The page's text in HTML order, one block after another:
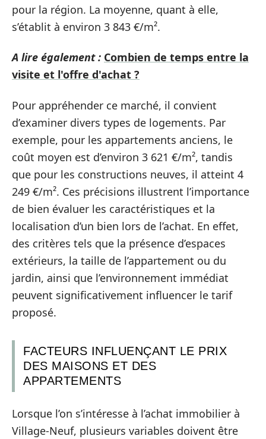
pour la région. La moyenne, quant à elle,
s’établit à environ 3 843 €/m².
A lire également : Combien de temps entre la
visite et l'offre d'achat ?
Pour appréhender ce marché, il convient
d’examiner divers types de logements. Par
exemple, pour les appartements anciens, le
coût moyen est d’environ 3 621 €/m², tandis
que pour les constructions neuves, il atteint 4
249 €/m². Ces précisions illustrent l’importance
de bien évaluer les caractéristiques et la
localisation d’un bien lors de l’achat. En effet,
des critères tels que la présence d’espaces
extérieurs, la taille de l’appartement ou du
jardin, ainsi que l’environnement immédiat
peuvent significativement influencer le tarif
proposé.
FACTEURS INFLUENÇANT LE PRIX
DES MAISONS ET DES
APPARTEMENTS
Lorsque l’on s’intéresse à l’achat immobilier à
Village-Neuf, plusieurs variables doivent être